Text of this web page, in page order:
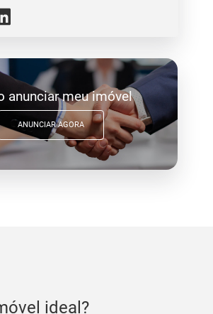
anunciar meu imóvel
ANUNCIAR AGORA
ideal?